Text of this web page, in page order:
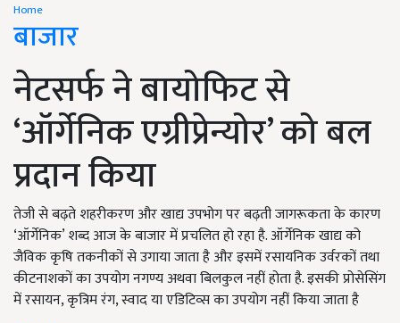
Home
बाजार
नेटसर्फ ने बायोफिट से
‘ऑर्गेनिक एग्रीप्रेन्योर’ को बल
प्रदान किया
तेजी से बढ़ते शहरीकरण और खाद्य उपभोग पर बढ़ती जागरूकता के कारण
‘ऑर्गेनिक’ शब्द आज के बाजार में प्रचलित हो रहा है. ऑर्गेनिक खाद्य को
जैविक कृषि तकनीकों से उगाया जाता है और इसमें रसायनिक उर्वरकों तथा
कीटनाशकों का उपयोग नगण्य अथवा बिलकुल नहीं होता है. इसकी प्रोसेसिंग
में रसायन, कृत्रिम रंग, स्वाद या एडिटिव्स का उपयोग नहीं किया जाता है